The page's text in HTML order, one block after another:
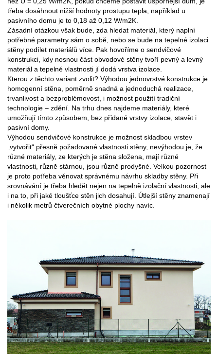
třeba dosáhnout nižší hodnoty prostupu tepla, například u
pasivního domu je to 0,18 až 0,12 W/m2K.
Zásadní otázkou však bude, zda hledat materiál, který naplní
potřebné parametry sám o sobě, nebo se bude na tepelné izolaci
stěny podílet materiálů více. Pak hovoříme o sendvičové
konstrukci, kdy nosnou část obvodové stěny tvoří pevný a levný
materiál a tepelné vlastnosti jí dodá vrstva izolace.
Kterou z těchto variant zvolit? Výhodou jednovrstvé konstrukce je
homogenní stěna, poměrně snadná a jednoduchá realizace,
trvanlivost a bezproblémovost, i možnost použití tradiční
technologie – zdění. Na trhu dnes najdeme materiály, které
umožňují tímto způsobem, bez přidané vrstvy izolace, stavět i
pasivní domy.
Výhodou sendvičové konstrukce je možnost skladbou vrstev
„vytvořit“ přesně požadované vlastnosti stěny, nevýhodou je, že
různé materiály, ze kterých je stěna složena, mají různé
vlastnosti, různě stárnou, jsou různě prodyšné. Velkou pozornost
je proto potřeba věnovat správnému návrhu skladby stěny. Při
srovnávání je třeba hledět nejen na tepelně izolační vlastnosti, ale
i na to, při jaké tloušťce stěn jich dosahují. Útlejší stěny znamenají
i několik metrů čtverečních obytné plochy navíc.